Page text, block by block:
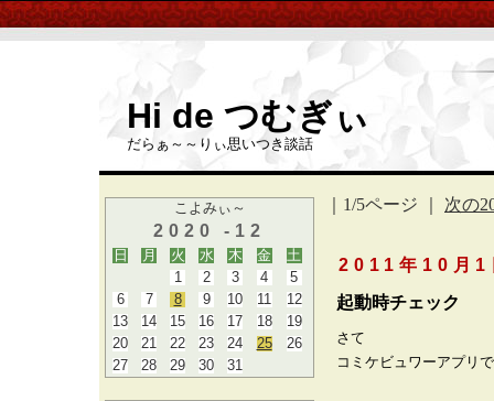
Hi de つむぎぃ
だらぁ～～りぃ思いつき談話
こよみぃ～
2020 -12
日 月 火 水 木 金
土
1
2 3 4
5
6
7 8 9 10 11
12
13
14 15 16 17 18
19
20
21 22 23 24 25
26
27
28 29 30 31
｜1/5ページ ｜ 次の
2011年10月1
起動時チェック
さて
コミケビュワーアプリ